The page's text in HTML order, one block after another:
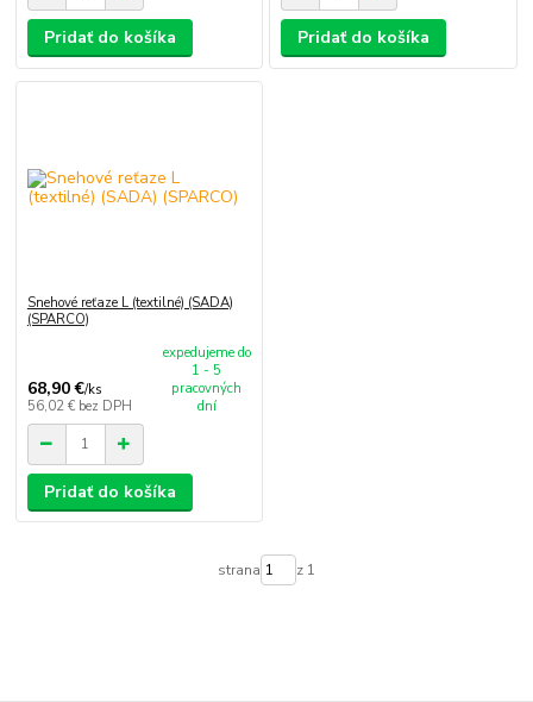
Pridať do košíka Pridať do košíka
Snehové reťaze L (textilné) (SADA)
(SPARCO)
68,90 €/ks
56,02 € bez DPH
expedujeme do
1 - 5
pracovných
dní
Pridať do košíka
strana z 1